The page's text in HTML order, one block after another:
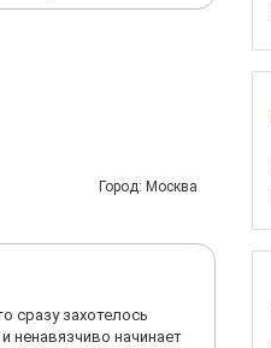
Город: Москва
сразу захотелось
ненавязчиво начинает